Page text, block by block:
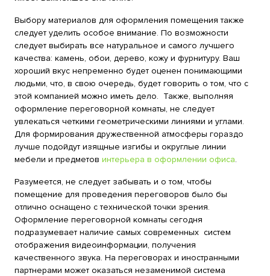
Выбору материалов для оформления помещения также
следует уделить особое внимание. По возможности
следует выбирать все натуральное и самого лучшего
качества: камень, обои, дерево, кожу и фурнитуру. Ваш
хороший вкус непременно будет оценен понимающими
людьми, что, в свою очередь, будет говорить о том, что с
этой компанией можно иметь дело. Также, выполняя
оформление переговорной комнаты, не следует
увлекаться четкими геометрическими линиями и углами.
Для формирования дружественной атмосферы гораздо
лучше подойдут изящные изгибы и округлые линии
мебели и предметов интерьера в оформлении офиса.
Разумеется, не следует забывать и о том, чтобы
помещение для проведения переговоров было бы
отлично оснащено с технической точки зрения.
Оформление переговорной комнаты сегодня
подразумевает наличие самых современных систем
отображения видеоинформации, получения
качественного звука. На переговорах и иностранными
партнерами может оказаться незаменимой система